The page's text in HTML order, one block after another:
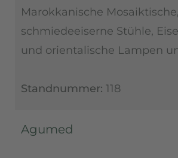
Marokkanische Mosaiktische,
schmiedeeiserne Stühle,
und orientalische Lampen
Standnummer: 118
Agumed